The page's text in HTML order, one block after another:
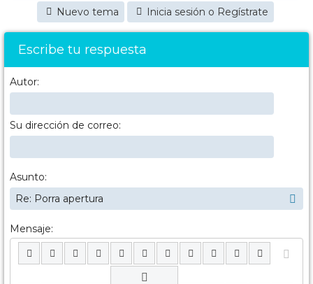
Nuevo tema
Inicia sesión o Regístrate
Escribe tu respuesta
Autor:
Su dirección de correo:
Asunto:
Mensaje: